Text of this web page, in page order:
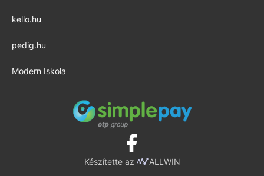
kello.hu
pedig.hu
Modern Iskola
Készítette az ALLWIN